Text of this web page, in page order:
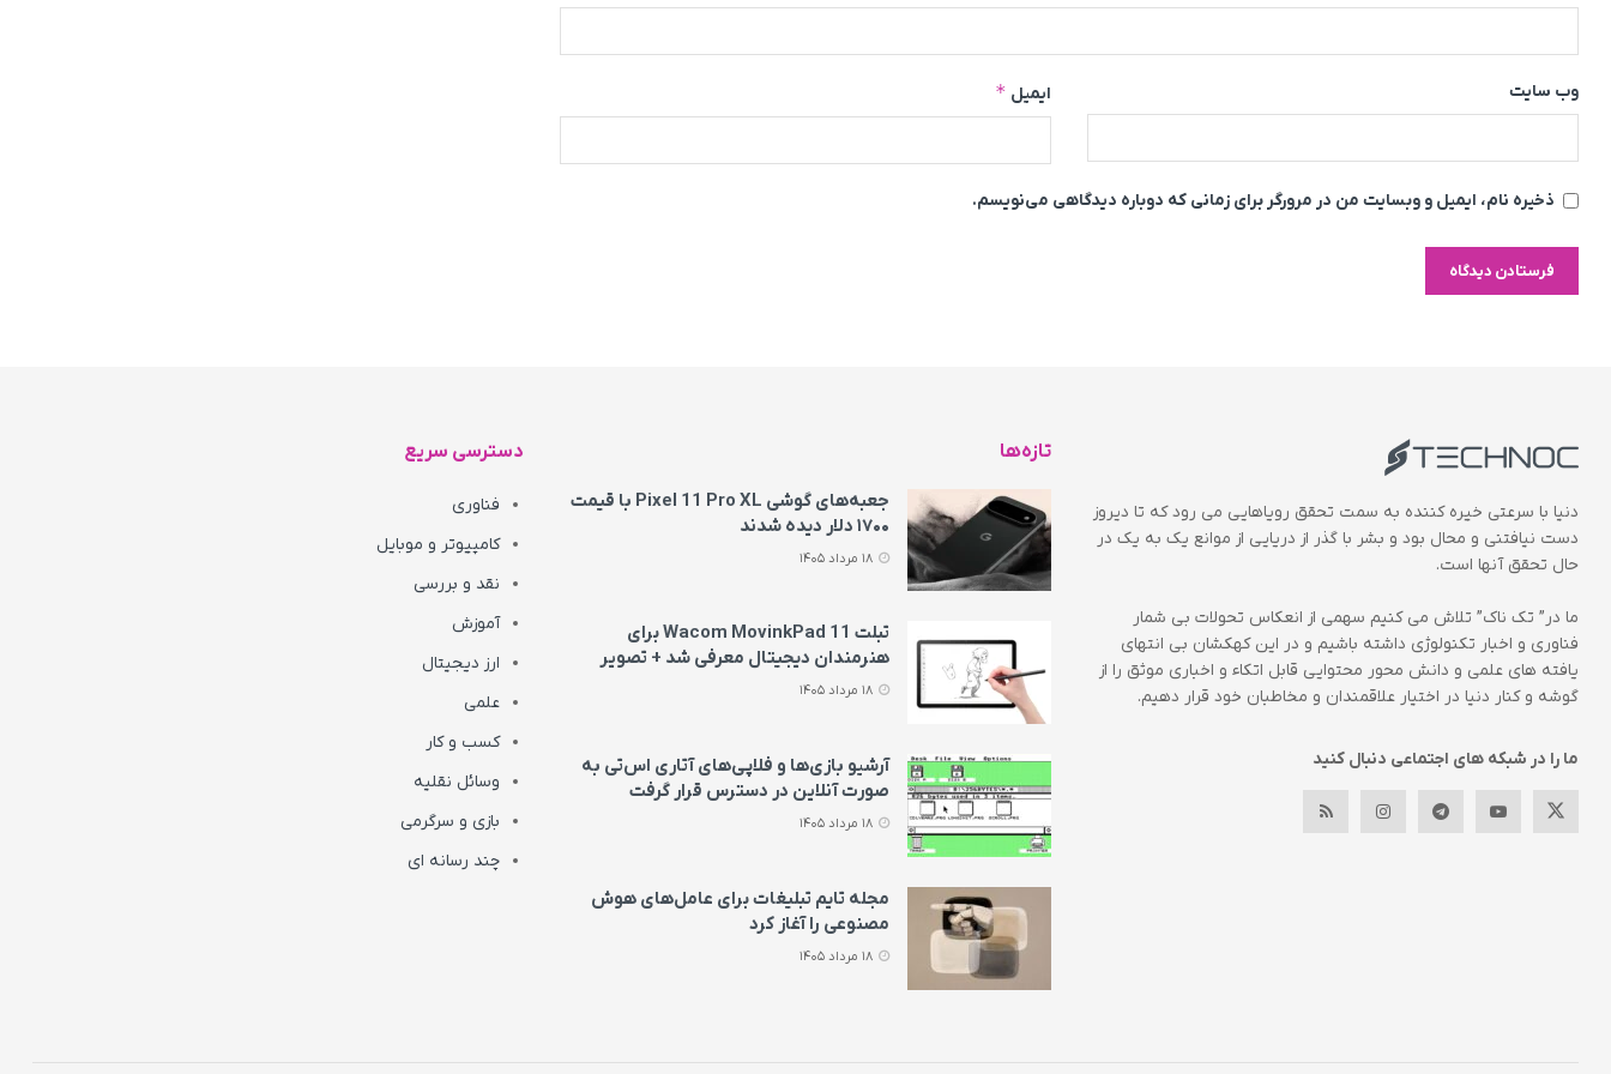
ایمیل * وب‌ سایت
ذخیره نام، ایمیل و وبسایت من در مرورگر برای زمانی که دوباره دیدگاهی می‌نویسم.
دنیا با سرعتی خیره کننده به سمت تحقق رویاهایی می رود که تا دیروز
دست نیافتنی و محال بود و بشر با گذر از دریایی از موانع یک به یک در
حال تحقق آنها است.
ما در” تک ناک” تلاش می کنیم سهمی از انعکاس تحولات بی شمار
فناوری و اخبار تکنولوژی داشته باشیم و در این کهکشان بی انتهای
یافته های علمی و دانش محور محتوایی قابل اتکاء و اخباری موثق را از
گوشه و کنار دنیا در اختیار علاقمندان و مخاطبان خود قرار دهیم.
ما را در شبکه های اجتماعی دنبال کنید
تازه‌ها
جعبه‌های گوشی Pixel 11 Pro XL با قیمت
۱۷۰۰ دلار دیده شدند
تبلت Wacom MovinkPad 11 برای
هنرمندان دیجیتال معرفی شد + تصویر
آرشیو بازی‌ها و فلاپی‌های آتاری اس‌تی به‌
صورت آنلاین در دسترس قرار گرفت
مجله تایم تبلیغات برای عامل‌های هوش
مصنوعی را آغاز کرد
دسترسی سریع
فناوری
کامپیوتر و موبایل
نقد و بررسی
آموزش
ارز دیجیتال
علمی
کسب و کار
وسائل نقلیه
بازی و سرگرمی
چند رسانه ای